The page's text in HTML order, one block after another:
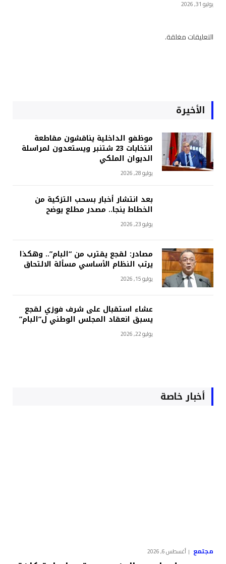
يوليو 31, 2026
التعليقات مغلقة.
الأخيرة
موظفو الداخلية يناقشون مقاطعة
انتخابات 23 شتنبر ويستعدون لمراسلة
الديوان الملكي
يوليو 28, 2026
بعد انتشار أخبار بسحب التزكية من
الخطاط ينجا.. مصدر مطلع يوضح
يوليو 23, 2026
مصادر: لقجع يقترب من “البام”.. وهكذا
يرتب النظام الأساسي مسألة الالتحاق
يوليو 15, 2026
عشاء استقبال على شرف فوزي لقجع
يسبق انعقاد المجلس الوطني ل”البام”
يوليو 22, 2026
أخبار خاصة
مجتمع أغسطس 6, 2026